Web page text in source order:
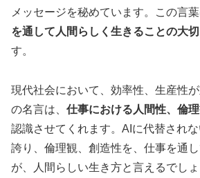
メッセージを秘めています。この言葉
を通して人間らしく生きることの大切
す。
現代社会において、効率性、生産性
の名言は、 仕事における人間性、倫
認識させてくれます。AIに代替され
誇り、倫理観、創造性を、仕事を通
が、人間らしい生き方と言えるでしょ